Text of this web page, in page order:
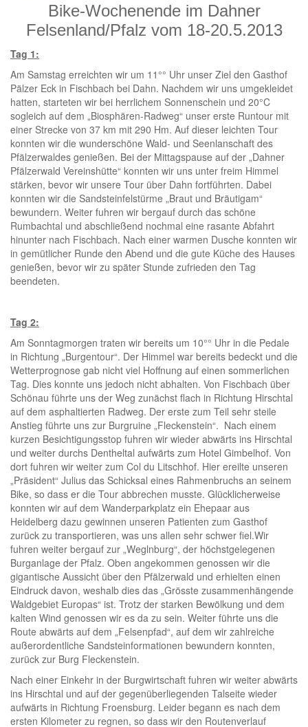
Freizeitsport & Touren
Tourenportal
Info Links
Bike-Wochenende im Dahner
Felsenland/Pfalz vom 18-20.5.2013
Tag 1:
Am Samstag erreichten wir um 11°° Uhr unser Ziel den Gasthof
Pälzer Eck in Fischbach bei Dahn. Nachdem wir uns umgekleidet
hatten, starteten wir bei herrlichem Sonnenschein und 20°C
sogleich auf dem „Biosphären-Radweg“ unser erste Runtour mit
einer Strecke von 37 km mit 290 Hm. Auf dieser leichten Tour
konnten wir die wunderschöne Wald- und Seenlanschaft des
Pfälzerwaldes genießen. Bei der Mittagspause auf der „Dahner
Pfälzerwald Vereinshütte“ konnten wir uns unter freim Himmel
stärken, bevor wir unsere Tour über Dahn fortführten. Dabei
konnten wir die Sandsteinfelstürme „Braut und Bräutigam“
bewundern. Weiter fuhren wir bergauf durch das schöne
Rumbachtal und abschließend nochmal eine rasante Abfahrt
hinunter nach Fischbach. Nach einer warmen Dusche konnten wir
in gemütlicher Runde den Abend und die gute Küche des Hauses
genießen, bevor wir zu später Stunde zufrieden den Tag
beendeten.
Tag 2:
Am Sonntagmorgen traten wir bereits um 10°° Uhr in die Pedale
in Richtung „Burgentour“. Der Himmel war bereits bedeckt und die
Wetterprognose gab nicht viel Hoffnung auf einen sommerlichen
Tag. Dies konnte uns jedoch nicht abhalten. Von Fischbach über
Schönau führte uns der Weg zunächst flach in Richtung Hirschtal
auf dem asphaltierten Radweg. Der erste zum Teil sehr steile
Anstieg führte uns zur Burgruine „Fleckenstein“. Nach einem
kurzen Besichtigungsstop fuhren wir wieder abwärts ins Hirschtal
und weiter durchs Dentheltal aufwärts zum Hotel Gimbelhof. Von
dort fuhren wir weiter zum Col du Litschhof. Hier ereilte unseren
„Präsident“ Julius das Schicksal eines Rahmenbruchs an seinem
Bike, so dass er die Tour abbrechen musste. Glücklicherweise
konnten wir auf dem Wanderparkplatz ein Ehepaar aus
Heidelberg dazu gewinnen unseren Patienten zum Gasthof
zurück zu transportieren, was uns allen sehr schwer fiel.Wir
fuhren weiter bergauf zur „Weglnburg“, der höchstgelegenen
Burganlage der Pfalz. Oben angekommen genossen wir die
gigantische Aussicht über den Pfälzerwald und erhielten einen
Eindruck davon, weshalb dies das „Grösste zusammenhängende
Waldgebiet Europas“ ist. Trotz der starken Bewölkung und dem
kalten Wind genossen wir es da zu sein. Weiter führte uns die
Route abwärts auf dem „Felsenpfad“, auf dem wir zahlreiche
außerordentliche Sandsteinformationen bewundern konnten,
zurück zur Burg Fleckenstein.
Nach einer Einkehr in der Burgwirtschaft fuhren wir weiter abwärts
ins Hirschtal und auf der gegenüberliegenden Talseite wieder
aufwärts in Richtung Froensburg. Leider begann es nach dem
ersten Kilometer zu regnen, so dass wir den Routenverlauf